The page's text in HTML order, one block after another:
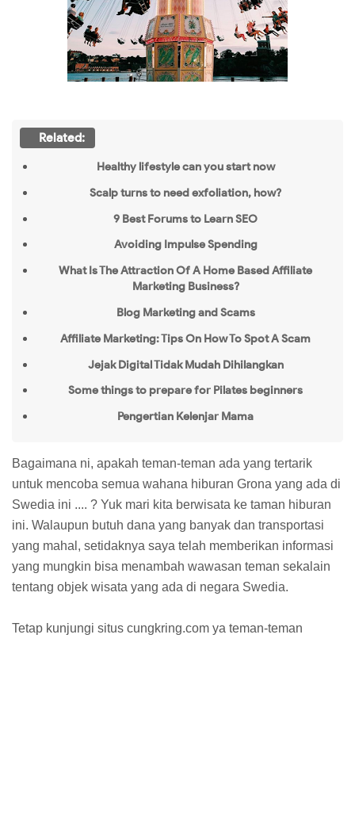
Related:
Healthy lifestyle can you start now
Scalp turns to need exfoliation, how?
9 Best Forums to Learn SEO
Avoiding Impulse Spending
What Is The Attraction Of A Home Based Affiliate
Marketing Business?
Blog Marketing and Scams
Affiliate Marketing: Tips On How To Spot A Scam
Jejak Digital Tidak Mudah Dihilangkan
Some things to prepare for Pilates beginners
Pengertian Kelenjar Mama
Bagaimana ni, apakah teman-teman ada yang tertarik
untuk mencoba semua wahana hiburan Grona yang ada di
Swedia ini .... ? Yuk mari kita berwisata ke taman hiburan
ini. Walaupun butuh dana yang banyak dan transportasi
yang mahal, setidaknya saya telah memberikan informasi
yang mungkin bisa menambah wawasan teman sekalain
tentang objek wisata yang ada di negara Swedia.
Tetap kunjungi situs cungkring.com ya teman-teman